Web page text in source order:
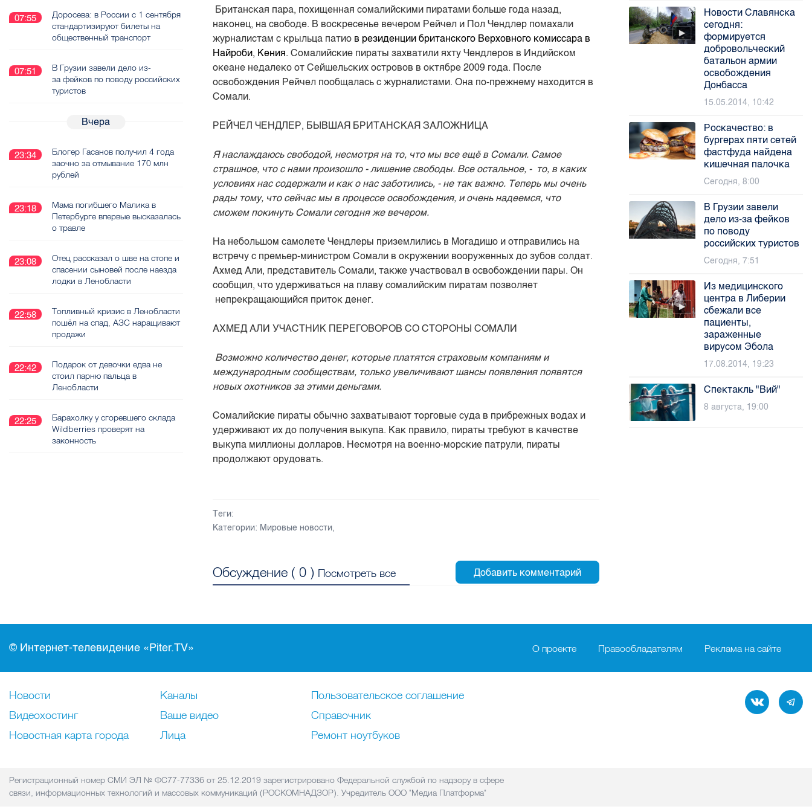
Британская пара, похищенная сомалийскими пиратами больше года назад,
наконец, на свободе. В воскресенье вечером Рейчел и Пол Чендлер помахали
журналистам с крыльца патио в резиденции британского Верховного комиссара в
Найроби, Кения.Сомалийские пираты захватили яхту Чендлеров в Индийском
океане недалеко от Сейшельских островов в октябре 2009 года. После
освобождения Рейчел пообщалась с журналистами. Она по-прежнему находится в
Сомали.
РЕЙЧЕЛ ЧЕНДЛЕР, БЫВШАЯ БРИТАНСКАЯ ЗАЛОЖНИЦА
Я наслаждаюсь свободой, несмотря на то, что мы все ещё в Сомали. Самое
страшное, что с нами произошло - лишение свободы. Все остальное, - то, в каких
условиях нас содержали и как о нас заботились, - не так важно. Теперь мы очень
рады тому, что сейчас мы в процессе освобождения, и очень надеемся, что
сможем покинуть Сомали сегодня же вечером.
На небольшом самолете Чендлеры приземлились в Могадишо и отправились на
встречу с премьер-министром Сомали в окружении вооруженных до зубов солдат.
Ахмед Али, представитель Сомали, также участвовал в освобождении пары. Он
сообщил, что удерживаться на плаву сомалийским пиратам позволяет
непрекращающийся приток денег.
АХМЕД АЛИ УЧАСТНИК ПЕРЕГОВОРОВ СО СТОРОНЫ СОМАЛИ
Возможно количество денег, которые платятся страховым компаниям и
международным сообществам, только увеличивают шансы появления появятся
новых охотников за этими деньгами.
Сомалийские пираты обычно захватывают торговые суда в прибрежных водах и
удерживают их до получения выкупа. Как правило, пираты требуют в качестве
выкупа миллионы долларов. Несмотря на военно-морские патрули, пираты
продолжают орудовать.
Теги:
Категории: Мировые новости,
Обсуждение (0 ) Посмотреть все
07:55
Доросева: в России с 1 сентября
стандартизируют билеты на
общественный транспорт
07:51
В Грузии завели дело из-
за фейков по поводу российских
туристов
Вчера
23:34
Блогер Гасанов получил 4 года
заочно за отмывание 170 млн
рублей
23:18
Мама погибшего Малика в
Петербурге впервые высказалась
о травле
23:08
Отец рассказал о шве на стопе и
спасении сыновей после наезда
лодки в Ленобласти
22:58
Топливный кризис в Ленобласти
пошёл на спад, АЗС наращивают
продажи
22:42
Подарок от девочки едва не
стоил парню пальца в
Ленобласти
22:25
Барахолку у сгоревшего склада
Wildberries проверят на
законность
Новости Славянска
сегодня:
формируется
добровольческий
батальон армии
освобождения
Донбасса
15.05.2014, 10:42
Роскачество: в
бургерах пяти сетей
фастфуда найдена
кишечная палочка
Сегодня, 8:00
В Грузии завели
дело из-за фейков
по поводу
российских туристов
Сегодня, 7:51
Из медицинского
центра в Либерии
сбежали все
пациенты,
зараженные
вирусом Эбола
17.08.2014, 19:23
Спектакль "Вий"
8 августа, 19:00
© Интернет-телевидение «Piter.TV» О проекте Правообладателям Реклама на сайте
Новости
Видеохостинг
Новостная карта города
Каналы
Ваше видео
Лица
Пользовательское соглашение
Справочник
Ремонт нoутбуков
Регистрационный номер СМИ ЭЛ № ФС77-77336 от 25.12.2019 зарегистрировано Федеральной службой по надзору в сфере
связи, информационных технологий и массовых коммуникаций (РОСКОМНАДЗОР). Учредитель ООО "Медиа Платформа"